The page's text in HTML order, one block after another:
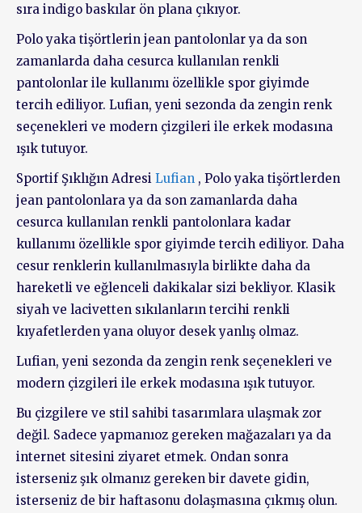
sıra indigo baskılar ön plana çıkıyor.
Polo yaka tişörtlerin jean pantolonlar ya da son
zamanlarda daha cesurca kullanılan renkli
pantolonlar ile kullanımı özellikle spor giyimde
tercih ediliyor. Lufian, yeni sezonda da zengin renk
seçenekleri ve modern çizgileri ile erkek modasına
ışık tutuyor.
Sportif Şıklığın Adresi Lufian , Polo yaka tişörtlerden
jean pantolonlara ya da son zamanlarda daha
cesurca kullanılan renkli pantolonlara kadar
kullanımı özellikle spor giyimde tercih ediliyor. Daha
cesur renklerin kullanılmasıyla birlikte daha da
hareketli ve eğlenceli dakikalar sizi bekliyor. Klasik
siyah ve lacivetten sıkılanların tercihi renkli
kıyafetlerden yana oluyor desek yanlış olmaz.
Lufian, yeni sezonda da zengin renk seçenekleri ve
modern çizgileri ile erkek modasına ışık tutuyor.
Bu çizgilere ve stil sahibi tasarımlara ulaşmak zor
değil. Sadece yapmanıoz gereken mağazaları ya da
internet sitesini ziyaret etmek. Ondan sonra
isterseniz şık olmanız gereken bir davete gidin,
isterseniz de bir haftasonu dolaşmasına çıkmış olun.